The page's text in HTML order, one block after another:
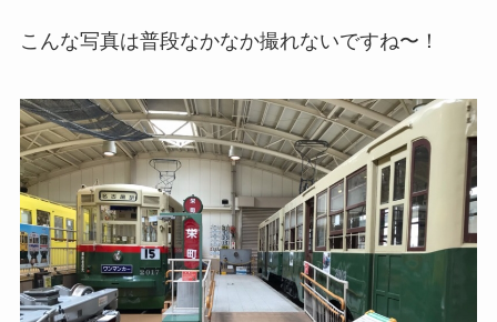
こんな写真は普段なかなか撮れないですね〜！